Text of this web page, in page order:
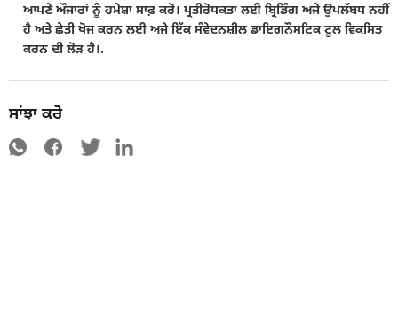
ਆਪਣੇ ਔਜਾਰਾਂ ਨੂੰ ਹਮੇਸ਼ਾ ਸਾਫ਼ ਕਰੋ। ਪ੍ਰਤੀਰੋਧਕਤਾ ਲਈ ਬ੍ਰਿਡਿੰਗ ਅਜੇ ਉਪਲੱਬਧ ਨਹੀਂ
ਹੈ ਅਤੇ ਛੇਤੀ ਖੋਜ ਕਰਨ ਲਈ ਅਜੇ ਇੱਕ ਸੰਵੇਦਨਸ਼ੀਲ ਡਾਇਗਨੌਸਟਿਕ ਟੂਲ ਵਿਕਸਿਤ
ਕਰਨ ਦੀ ਲੋੜ ਹੈ।.
ਸਾਂਝਾ ਕਰੋ